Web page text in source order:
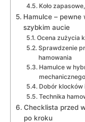
Koło
Hamulce –
szybkim aucie
Ocena zużycia
Sprawdzenie
hamowania
Hamulce w
Dobór
Technika
Checklista przed
po kroku